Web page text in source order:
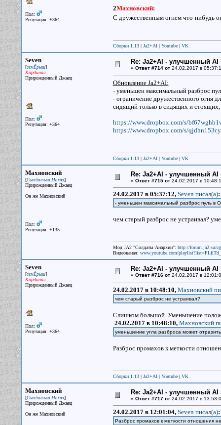
Пол:
Репутация: +364
2Махновский:
С дружественным огнем что-нибудь
Сборки 1.13| Ja2+AI| Youtube| VK
Seven
[семЁрыш]
Кардинал
Прирожденный Джаец
Пол:
Репутация: +364
Re: Ja2+AI - улучшенный AI
« Ответ #714 от24.02.2017 в
Обновление Ja2+AI:
- уменьшен максимальный разброс
- ограничение дружественного огня
сидящий только в сидящих и
https://www.dropbox.com/s/
https://www.dropbox.com/s/
Сборки 1.13| Ja2+AI| Youtube| VK
Махновский
[Сын батьки Махно]
Прирожденный Джаец
Он же Махновский
Пол:
Репутация: +135
Re: Ja2+AI - улучшенный AI
« Ответ #715 от24.02.2017 в
24.02.2017 в 05:37:12, Seven писал(a):
- уменьшен максимальный разброс пуль в
чем старый разброс не устраивал?
Мод JA2 "Солдаты Анархии": http://forum.ja2.su/
Видеоканал: www.youtube.com/
Seven
[семЁрыш]
Кардинал
Прирожденный Джаец
Пол:
Репутация: +364
Re: Ja2+AI - улучшенный AI
« Ответ #716 от24.02.2017 в
24.02.2017 в 10:48:10, Махновский
чем старый разброс не устраивал?
Слишком большой. Уменьшение
24.02.2017 в 10:48:10, Махновский
уменьшение угла разброса может
Разброс промахов к меткости
Сборки 1.13| Ja2+AI| Youtube| VK
Махновский
[Сын батьки Махно]
Прирожденный Джаец
Он же Махновский
Re: Ja2+AI - улучшенный AI
« Ответ #717 от24.02.2017 в
24.02.2017 в 12:01:04, Seven писал(a):
Разброс промахов к меткости отношения